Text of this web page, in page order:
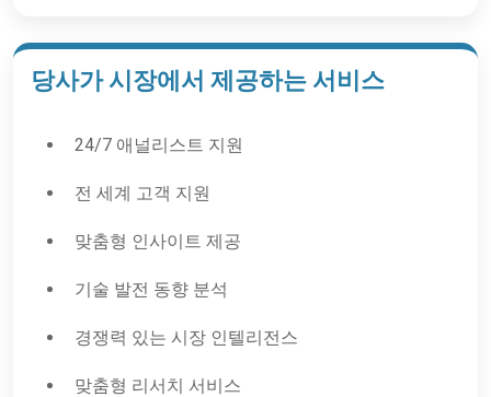
당사가 시장에서 제공하는 서비스
24/7 애널리스트 지원
전 세계 고객 지원
맞춤형 인사이트 제공
기술 발전 동향 분석
경쟁력 있는 시장 인텔리전스
맞춤형 리서치 서비스